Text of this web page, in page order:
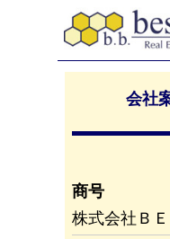
会社
商号
株式会社Ｂ